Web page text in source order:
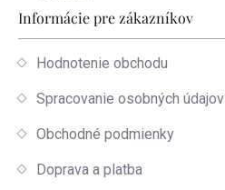
Informácie pre zákazníkov
Hodnotenie obchodu
Spracovanie osobných údajov
Obchodné podmienky
Doprava a platba